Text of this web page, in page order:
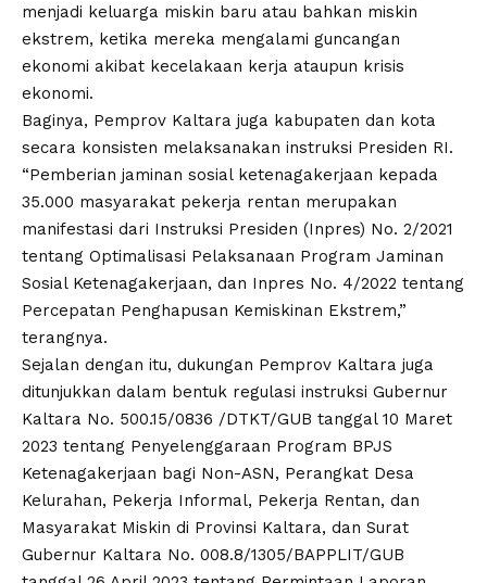
menjadi keluarga miskin baru atau bahkan miskin
ekstrem, ketika mereka mengalami guncangan
ekonomi akibat kecelakaan kerja ataupun krisis
ekonomi.
Baginya, Pemprov Kaltara juga kabupaten dan kota
secara konsisten melaksanakan instruksi Presiden RI.
“Pemberian jaminan sosial ketenagakerjaan kepada
35.000 masyarakat pekerja rentan merupakan
manifestasi dari Instruksi Presiden (Inpres) No. 2/2021
tentang Optimalisasi Pelaksanaan Program Jaminan
Sosial Ketenagakerjaan, dan Inpres No. 4/2022 tentang
Percepatan Penghapusan Kemiskinan Ekstrem,”
terangnya.
Sejalan dengan itu, dukungan Pemprov Kaltara juga
ditunjukkan dalam bentuk regulasi instruksi Gubernur
Kaltara No. 500.15/0836 /DTKT/GUB tanggal 10 Maret
2023 tentang Penyelenggaraan Program BPJS
Ketenagakerjaan bagi Non-ASN, Perangkat Desa
Kelurahan, Pekerja Informal, Pekerja Rentan, dan
Masyarakat Miskin di Provinsi Kaltara, dan Surat
Gubernur Kaltara No. 008.8/1305/BAPPLIT/GUB